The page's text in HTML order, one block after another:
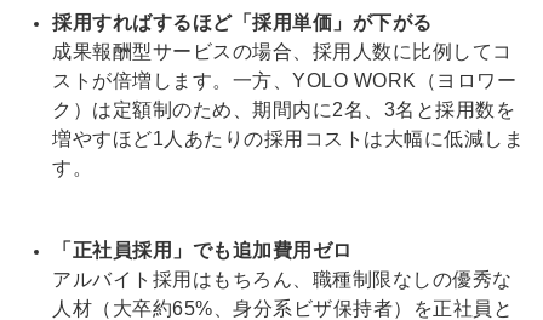
採用すればするほど「採用単価」が下がる
成果報酬型サービスの場合、採用人数に比例してコ
ストが倍増します。一方、YOLO WORK（ヨロワー
ク）は定額制のため、期間内に2名、3名と採用数を
増やすほど1人あたりの採用コストは大幅に低減しま
す。
「正社員採用」でも追加費用ゼロ
アルバイト採用はもちろん、職種制限なしの優秀な
人材（大卒約65% 、身分系ビザ保持者）を正社員と
する
れですか？
利用規約と個人情報の取り扱い について
同意のうえ
登録する
他サービスIDで登録